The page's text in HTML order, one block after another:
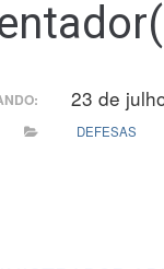
23 de
DEFESAS